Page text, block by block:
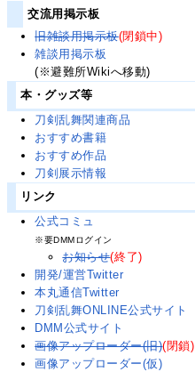
交流用掲示板
旧雑談用掲示板(閉鎖中)
雑談用掲示板
(※避難所Wikiへ移動)
本・グッズ等
刀剣乱舞関連商品
おすすめ書籍
おすすめ作品
刀剣展示情報
リンク
公式コミュ
※要DMMログイン
お知らせ(終了)
開発/運営Twitter
本丸通信Twitter
刀剣乱舞ONLINE公式サイト
DMM公式サイト
画像アップローダー(旧)(閉鎖)
画像アップローダー(仮)